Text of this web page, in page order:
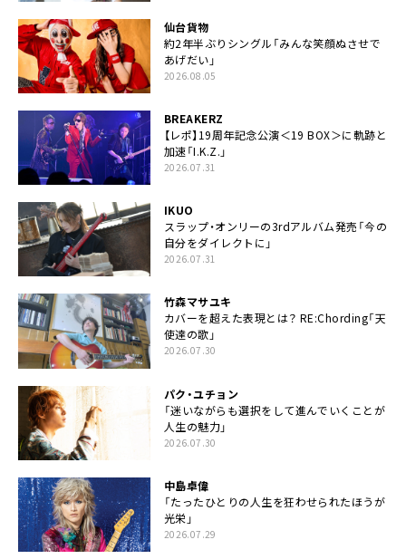
仙台貨物
約2年半ぶりシングル「みんな笑顔ぬさせで
あげだい」
2026.08.05
BREAKERZ
【レポ】19周年記念公演＜19 BOX＞に軌跡と
加速「I.K.Z.」
2026.07.31
IKUO
スラップ・オンリーの3rdアルバム発売「今の
自分をダイレクトに」
2026.07.31
竹森マサユキ
カバーを超えた表現とは？ RE:Chording「天
使達の歌」
2026.07.30
パク・ユチョン
「迷いながらも選択をして進んでいくことが
人生の魅力」
2026.07.30
中島卓偉
「たったひとりの人生を狂わせられたほうが
光栄」
2026.07.29